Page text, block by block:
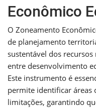
Econômico
O Zoneamento
de planejamento
sustentável dos
entre desenvolvimento
Este instrumento é
permite identificar áreas
limitações, garantindo